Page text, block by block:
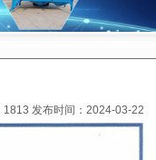
1813 发布时间：2024-03-22